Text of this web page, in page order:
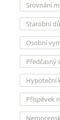
Srovnání
Starobní
Osobní
Předčasný
Hypoteční
Příspěvek